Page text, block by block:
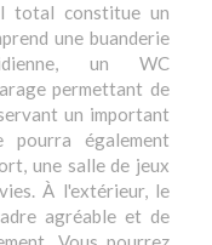
total constitue un
une buanderie
un WC
permettant de
un important
pourra également
une salle de jeux
À l'extérieur, le
agréable et de